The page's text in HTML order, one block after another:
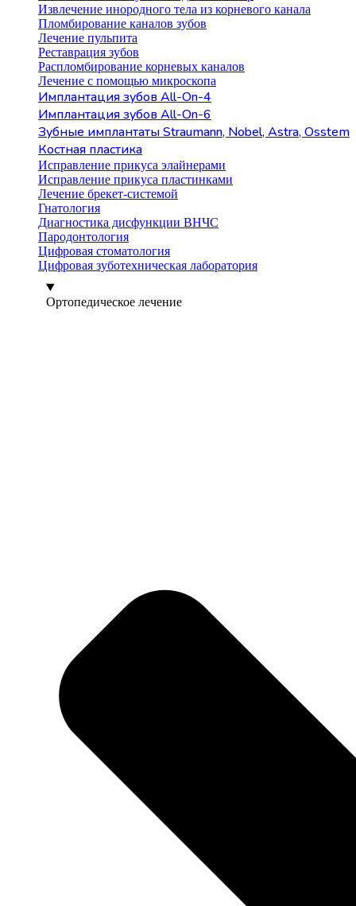
Извлечение инородного тела из корневого канала
Пломбирование каналов зубов
Лечение пульпита
Реставрация зубов
Распломбирование корневых каналов
Лечение с помощью микроскопа
Имплантация зубов All-On-4
Имплантация зубов All-On-6
Зубные имплантаты Straumann, Nobel, Astra, Osstem
Костная пластика
Исправление прикуса элайнерами
Исправление прикуса пластинками
Лечение брекет-системой
Гнатология
Диагностика дисфункции ВНЧС
Пародонтология
Цифровая стоматология
Цифровая зуботехническая лаборатория
Ортопедическое лечение